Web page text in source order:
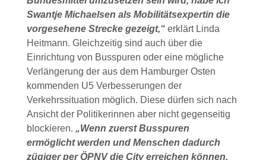
Swantje Michaelsen als Mobilitätsexpertin die
vorgesehene Strecke gezeigt,“ erklärt Linda
Heitmann. Gleichzeitig sind auch über die
Einrichtung von Busspuren oder eine mögliche
Verlängerung der aus dem Hamburger Osten
kommenden U5 Verbesserungen der
Verkehrssituation möglich. Diese dürfen sich nach
Ansicht der Politikerinnen aber nicht gegenseitig
blockieren. „Wenn zuerst Busspuren
ermöglicht werden und Menschen dadurch
zügiger per ÖPNV die City erreichen können,